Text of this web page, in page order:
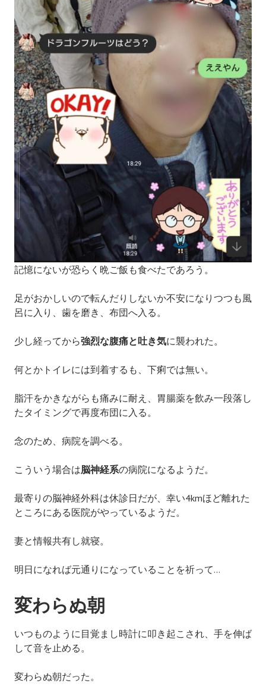
記憶にないが恐らく晩ご飯も食べたであろう。
足がおかしいので転んだりしないか不安になりつつも風
呂に入り、歯を磨き、布団へ入る。
少し経ってから強烈な腹痛と吐き気に襲われた。
何とかトイレには到着するも、下痢では無い。
脂汗をかきながらも痛みに耐え、胃腸薬を飲み一段落し
たタイミングで再度布団に入る。
念のため、病院を調べる。
こういう場合は脳神経系の病院になるようだ。
最寄りの脳神経外科は休診日だが、幸い4kmほど離れた
ところにある医院がやっているようだ。
妻と情報共有し就寝。
明日になれば元通りになっていることを祈って…
変わらぬ朝
いつものように目覚まし時計に叩き起こされ、手を伸ば
して音を止める。
変わらぬ朝だった。